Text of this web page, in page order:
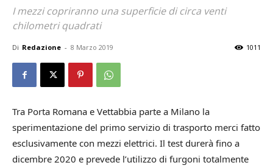
I mezzi copriranno una superficie di circa venti
chilometri quadrati
Di Redazione - 8 Marzo 2019 1011
Tra Porta Romana e Vettabbia parte a Milano la
sperimentazione del primo servizio di trasporto merci fatto
esclusivamente con mezzi elettrici. Il test durerà fino a
dicembre 2020 e prevede l’utilizzo di furgoni totalmente